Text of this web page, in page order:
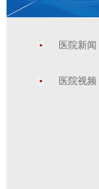
医院新闻
医院视频